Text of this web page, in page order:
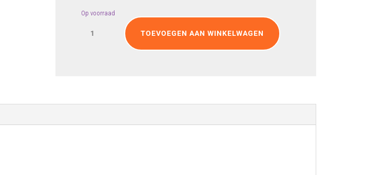
Op voorraad
met
TOEVOEGEN AAN WINKELWAGEN